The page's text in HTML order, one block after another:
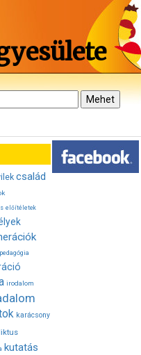
család
előítéletek
irodalom
karácsony
kutatás